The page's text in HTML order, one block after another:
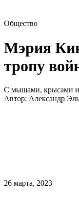
Общество
Мэрия
тропу
С мышами, крысами
Автор: Александр
26 марта, 2023